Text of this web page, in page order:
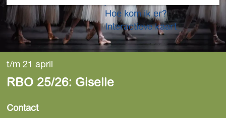
p
Hoe kom ik er?
Interactieve kaart
t/m 21 april
RBO 25/26: Giselle
Contact